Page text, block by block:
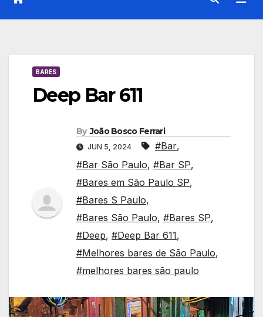
BARES
Deep Bar 611
By João Bosco Ferrari
JUN 5, 2024 #Bar,
#Bar São Paulo, #Bar SP,
#Bares em São Paulo SP,
#Bares S Paulo,
#Bares São Paulo, #Bares SP,
#Deep, #Deep Bar 611,
#Melhores bares de São Paulo,
#melhores bares são paulo